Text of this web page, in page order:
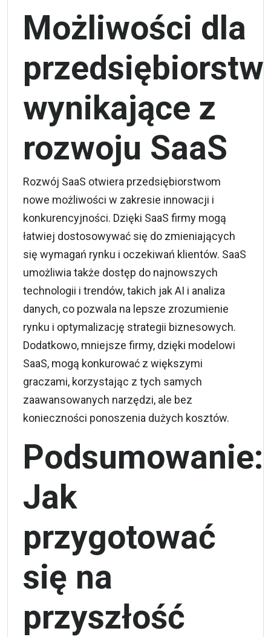
Możliwości dla
przedsiębiorstw
wynikające z
rozwoju SaaS
Rozwój SaaS otwiera przedsiębiorstwom
nowe możliwości w zakresie innowacji i
konkurencyjności. Dzięki SaaS firmy mogą
łatwiej dostosowywać się do zmieniających
się wymagań rynku i oczekiwań klientów. SaaS
umożliwia także dostęp do najnowszych
technologii i trendów, takich jak AI i analiza
danych, co pozwala na lepsze zrozumienie
rynku i optymalizację strategii biznesowych.
Dodatkowo, mniejsze firmy, dzięki modelowi
SaaS, mogą konkurować z większymi
graczami, korzystając z tych samych
zaawansowanych narzędzi, ale bez
konieczności ponoszenia dużych kosztów.
Podsumowanie:
Jak
przygotować
się na
przyszłość